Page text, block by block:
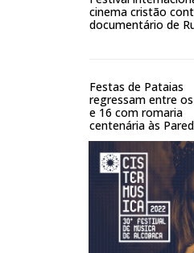
cinema cristão
documentário de
Festas de Pataias
regressam entre
e 16 com romaria
centenária às